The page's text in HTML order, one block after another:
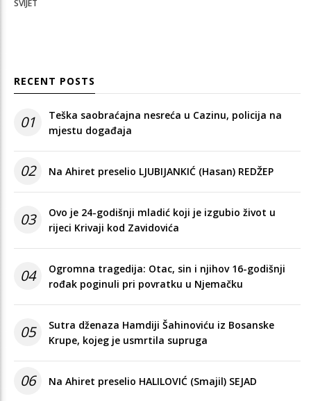
SVIJET
RECENT POSTS
01
Teška saobraćajna nesreća u Cazinu, policija na
mjestu događaja
02 Na Ahiret preselio LJUBIJANKIĆ (Hasan) REDŽEP
03
Ovo je 24-godišnji mladić koji je izgubio život u
rijeci Krivaji kod Zavidovića
04
Ogromna tragedija: Otac, sin i njihov 16-godišnji
rođak poginuli pri povratku u Njemačku
05
Sutra dženaza Hamdiji Šahinoviću iz Bosanske
Krupe, kojeg je usmrtila supruga
06 Na Ahiret preselio HALILOVIĆ (Smajil) SEJAD